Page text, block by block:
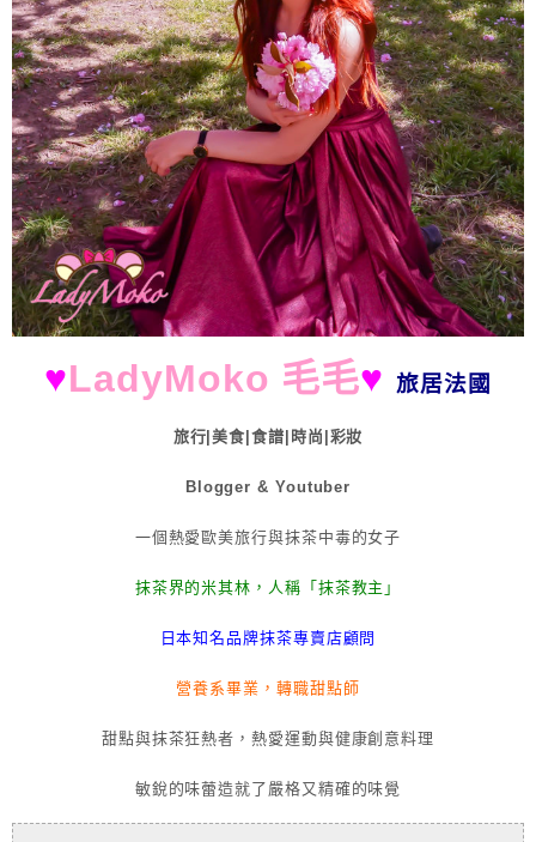
♥LadyMoko 毛毛♥ 旅居法國
旅行|美食|食譜|時尚|彩妝
Blogger & Youtuber
一個熱愛歐美旅行與抹茶中毒的女子
抹茶界的米其林，人稱「抹茶教主」
日本知名品牌抹茶專賣店顧問
營養系畢業，轉職甜點師
甜點與抹茶狂熱者，熱愛運動與健康創意料理
敏銳的味蕾造就了嚴格又精確的味覺